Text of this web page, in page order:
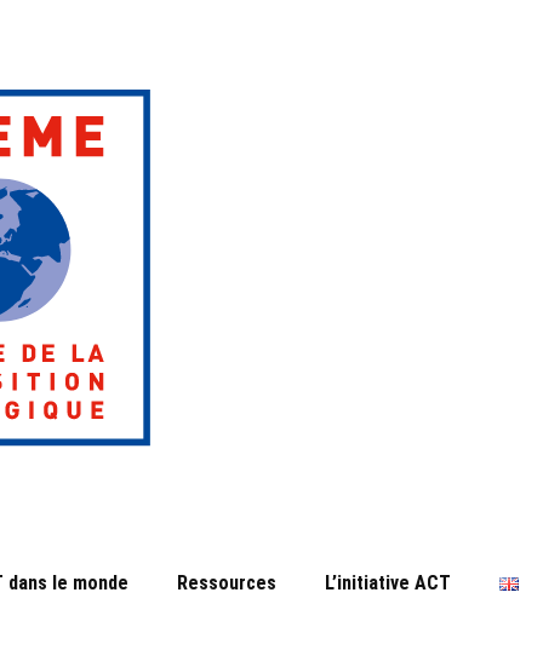
dans le monde Ressources L’initiative ACT